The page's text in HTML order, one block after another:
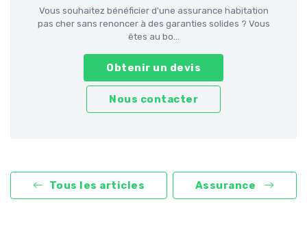
Vous souhaitez bénéficier d'une assurance habitation
pas cher sans renoncer à des garanties solides ? Vous
êtes au bo...
Obtenir un devis
Nous contacter
Tous les articles Assurance